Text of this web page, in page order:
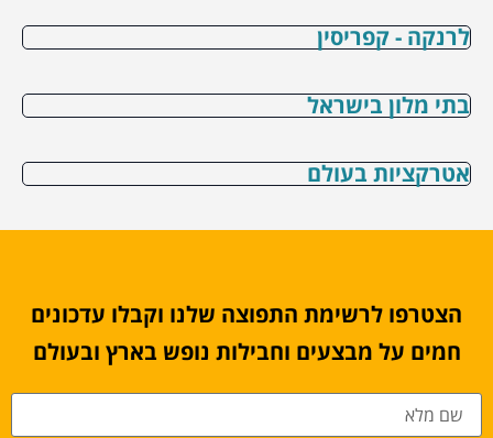
לרנקה - קפריסין
בתי מלון בישראל
אטרקציות בעולם
הצטרפו לרשימת התפוצה שלנו וקבלו עדכונים
חמים על מבצעים וחבילות נופש בארץ ובעולם